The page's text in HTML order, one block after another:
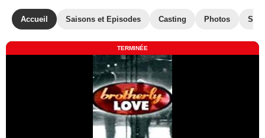
Accueil Saisons et Episodes Casting Photos
TERMINÉE